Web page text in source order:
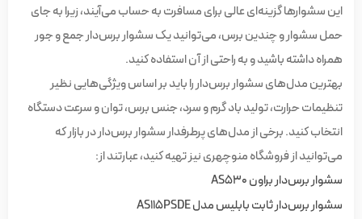
این سشوارها گزینه‌ای عالی برای مسافرت به حساب می‌آیند، زیرا به جای
حمل سشوار و چندین برس، می‌توانید یک سشوار برس‌دار جمع ‌و جور
همراه داشته باشید و به راحتی از آن استفاده کنید.
بهترین مدل‌های سشوار برس‌دار را باید بر اساس ویژگی‌هایی نظیر
تنظیمات حرارت، تولید باد گرم و سرد، جنس برس، توان و سرعت دستگاه
انتخاب کنید. برخی از مدل‌های پرطرفدار سشوار برس‌دار در بازار که
می‌توانید از فروشگاه منوچهری نیز تهیه کنید، عبارتند از:
سشوار برس‌دار براون AS530
سشوار برس‌دار ثابت بابلیس مدل AS115PSDE